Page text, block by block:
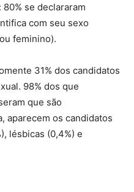
se declararam
com seu sexo
feminino).
31% dos candidatos
98% dos que
que são
aparecem os candidatos
lésbicas (0,4%) e